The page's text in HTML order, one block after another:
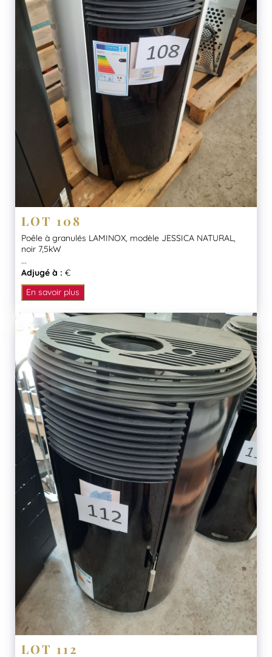
LOT 108
Poêle à granulés LAMINOX, modèle JESSICA NATURAL,
noir 7,5kW
...
Adjugé à : €
En savoir plus
LOT 112